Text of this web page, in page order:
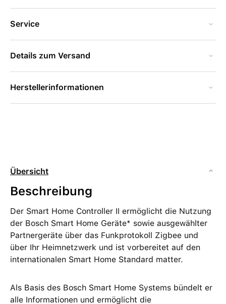
Service
Details zum Versand
Herstellerinformationen
Übersicht
Beschreibung
Der Smart Home Controller II ermöglicht die Nutzung
der Bosch Smart Home Geräte* sowie ausgewählter
Partnergeräte über das Funkprotokoll Zigbee und
über Ihr Heimnetzwerk und ist vorbereitet auf den
internationalen Smart Home Standard matter.
Als Basis des Bosch Smart Home Systems bündelt er
alle Informationen und ermöglicht die